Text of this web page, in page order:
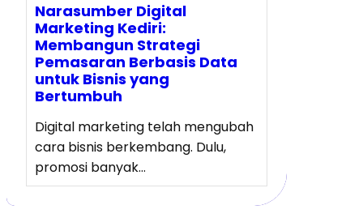
Narasumber Digital
Marketing Kediri:
Membangun Strategi
Pemasaran Berbasis Data
untuk Bisnis yang
Bertumbuh
Digital marketing telah mengubah
cara bisnis berkembang. Dulu,
promosi banyak…